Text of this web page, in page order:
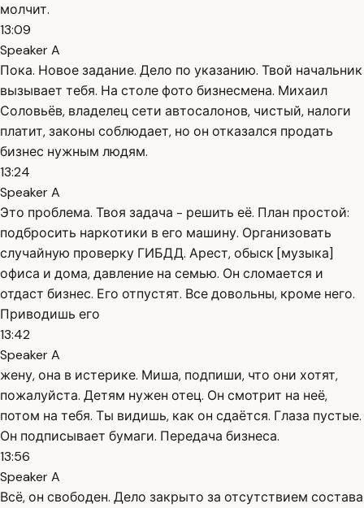
молчит.
13:09
Speaker A
Пока. Новое задание. Дело по указанию. Твой начальник
вызывает тебя. На столе фото бизнесмена. Михаил
Соловьёв, владелец сети автосалонов, чистый, налоги
платит, законы соблюдает, но он отказался продать
бизнес нужным людям.
13:24
Speaker A
Это проблема. Твоя задача - решить её. План простой:
подбросить наркотики в его машину. Организовать
случайную проверку ГИБДД. Арест, обыск [музыка]
офиса и дома, давление на семью. Он сломается и
отдаст бизнес. Его отпустят. Все довольны, кроме него.
Приводишь его
13:42
Speaker A
жену, она в истерике. Миша, подпиши, что они хотят,
пожалуйста. Детям нужен отец. Он смотрит на неё,
потом на тебя. Ты видишь, как он сдаётся. Глаза пустые.
Он подписывает бумаги. Передача бизнеса.
13:56
Speaker A
Всё, он свободен. Дело закрыто за отсутствием состава